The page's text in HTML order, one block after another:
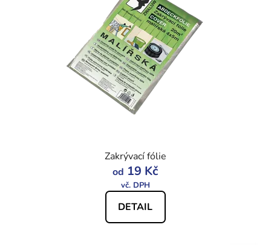
Zakrývací fólie
od 19 Kč
DETAIL